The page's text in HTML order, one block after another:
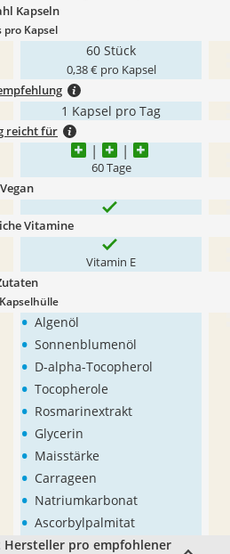
Kapseln
pro Kapsel
60 Stück
0,38 € pro Kapsel
1 Kapsel pro Tag
reicht für
60 Tage
Vegan
Vitamine
Vitamin E
• Algenöl
• Sonnenblumenöl
• D-alpha-Tocopherol
• Tocopherole
• Rosmarinextrakt
• Glycerin
• Maisstärke
• Carrageen
• Natriumkarbonat
• Ascorbylpalmitat
pro empfohlener